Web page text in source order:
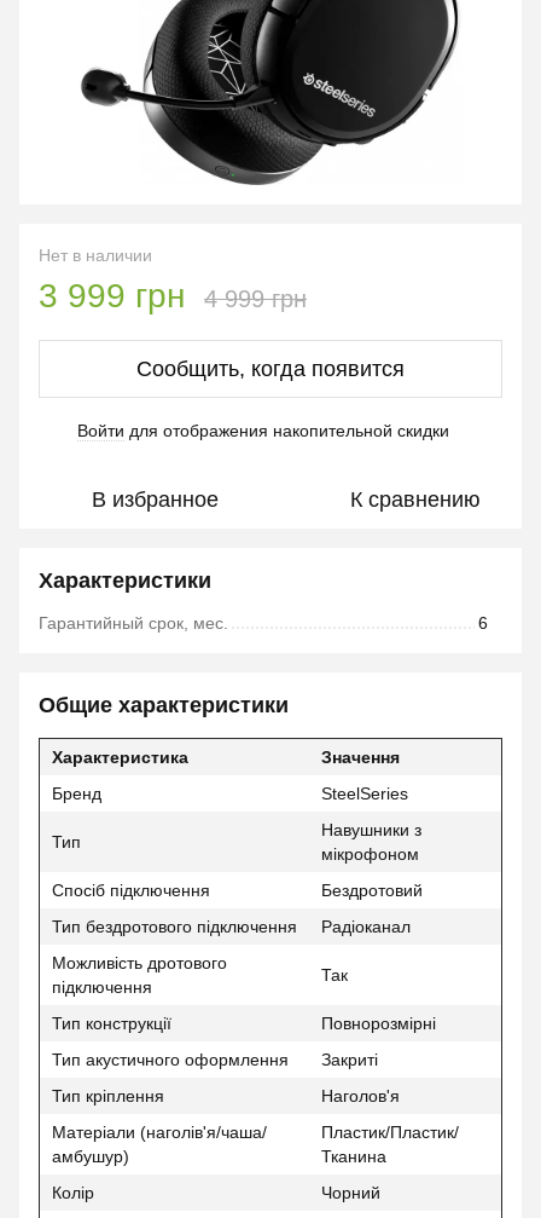
Нет в наличии
3 999 грн 4 999 грн
Сообщить, когда появится
Войти для отображения накопительной скидки
В избранное К сравнению
Характеристики
Гарантийный срок, мес. 6
Общие характеристики
Характеристика
Значення
Бренд
SteelSeries
Тип
Навушники з
мікрофоном
Спосіб підключення
Бездротовий
Тип бездротового підключення
Радіоканал
Можливість дротового
підключення
Так
Тип конструкції
Повнорозмірні
Тип акустичного оформлення
Закриті
Тип кріплення
Наголов'я
Матеріали (наголів'я/чаша/
амбушур)
Пластик/Пластик/
Тканина
Колір
Чорний